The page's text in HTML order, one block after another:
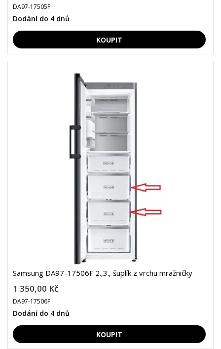
DA97-17505F
Dodání do 4 dnů
Samsung DA97-17506F 2.,3., šuplík z vrchu mražničky
1 350,00 Kč
DA97-17506F
Dodání do 4 dnů